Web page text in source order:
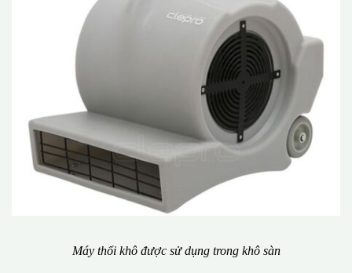
Máy thổi khô được sử dụng trong khô sàn